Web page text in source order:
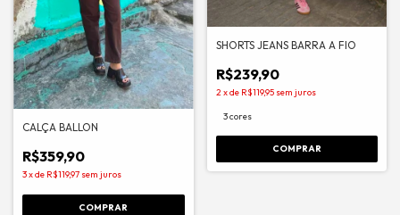
CALÇA BALLON
R$359,90
3xde R$119,97 sem juros
COMPRAR
SHORTS JEANS BARRA A FIO
R$239,90
2xde R$119,95 sem juros
3 cores
COMPRAR